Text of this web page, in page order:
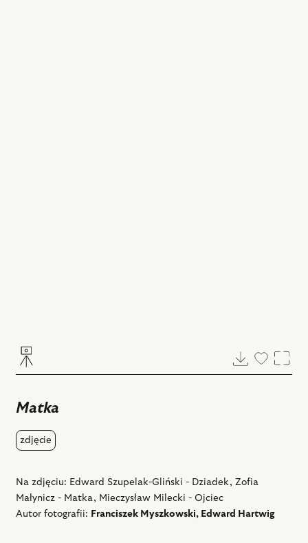
Pobierz
Dodaj
Matka
zdjęcie
Na zdjęciu: Edward Szupelak-Gliński - Dziadek, Zofia
Małynicz - Matka, Mieczysław Milecki - Ojciec
Autor fotografii: Franciszek Myszkowski, Edward Hartwig